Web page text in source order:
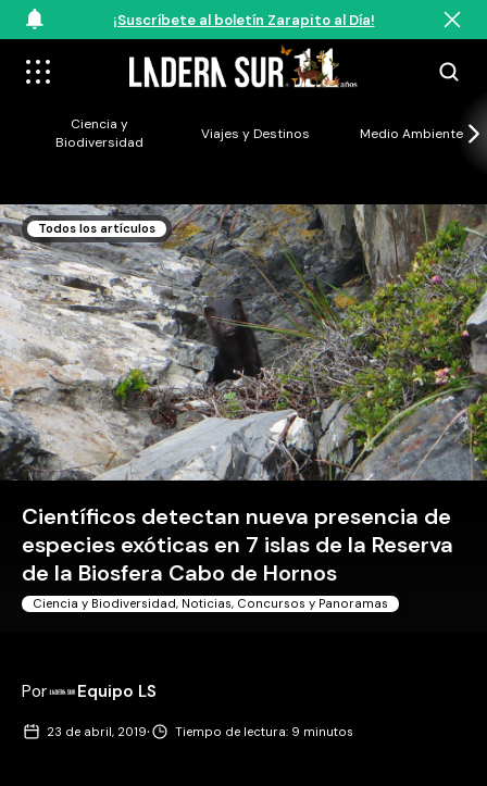
¡Suscríbete al boletín Zarapito al Día!
Ciencia y
Biodiversidad
Viajes y Destinos Medio Ambiente
Todos los artículos
Científicos detectan nueva presencia de
especies exóticas en 7 islas de la Reserva
de la Biosfera Cabo de Hornos
Ciencia y Biodiversidad, Noticias, Concursos y Panoramas
Por Equipo LS
23 de abril, 2019· Tiempo de lectura: 9 minutos